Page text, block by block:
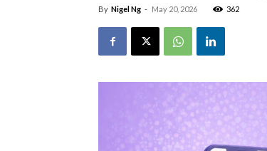
By Nigel Ng - May 20, 2026 362